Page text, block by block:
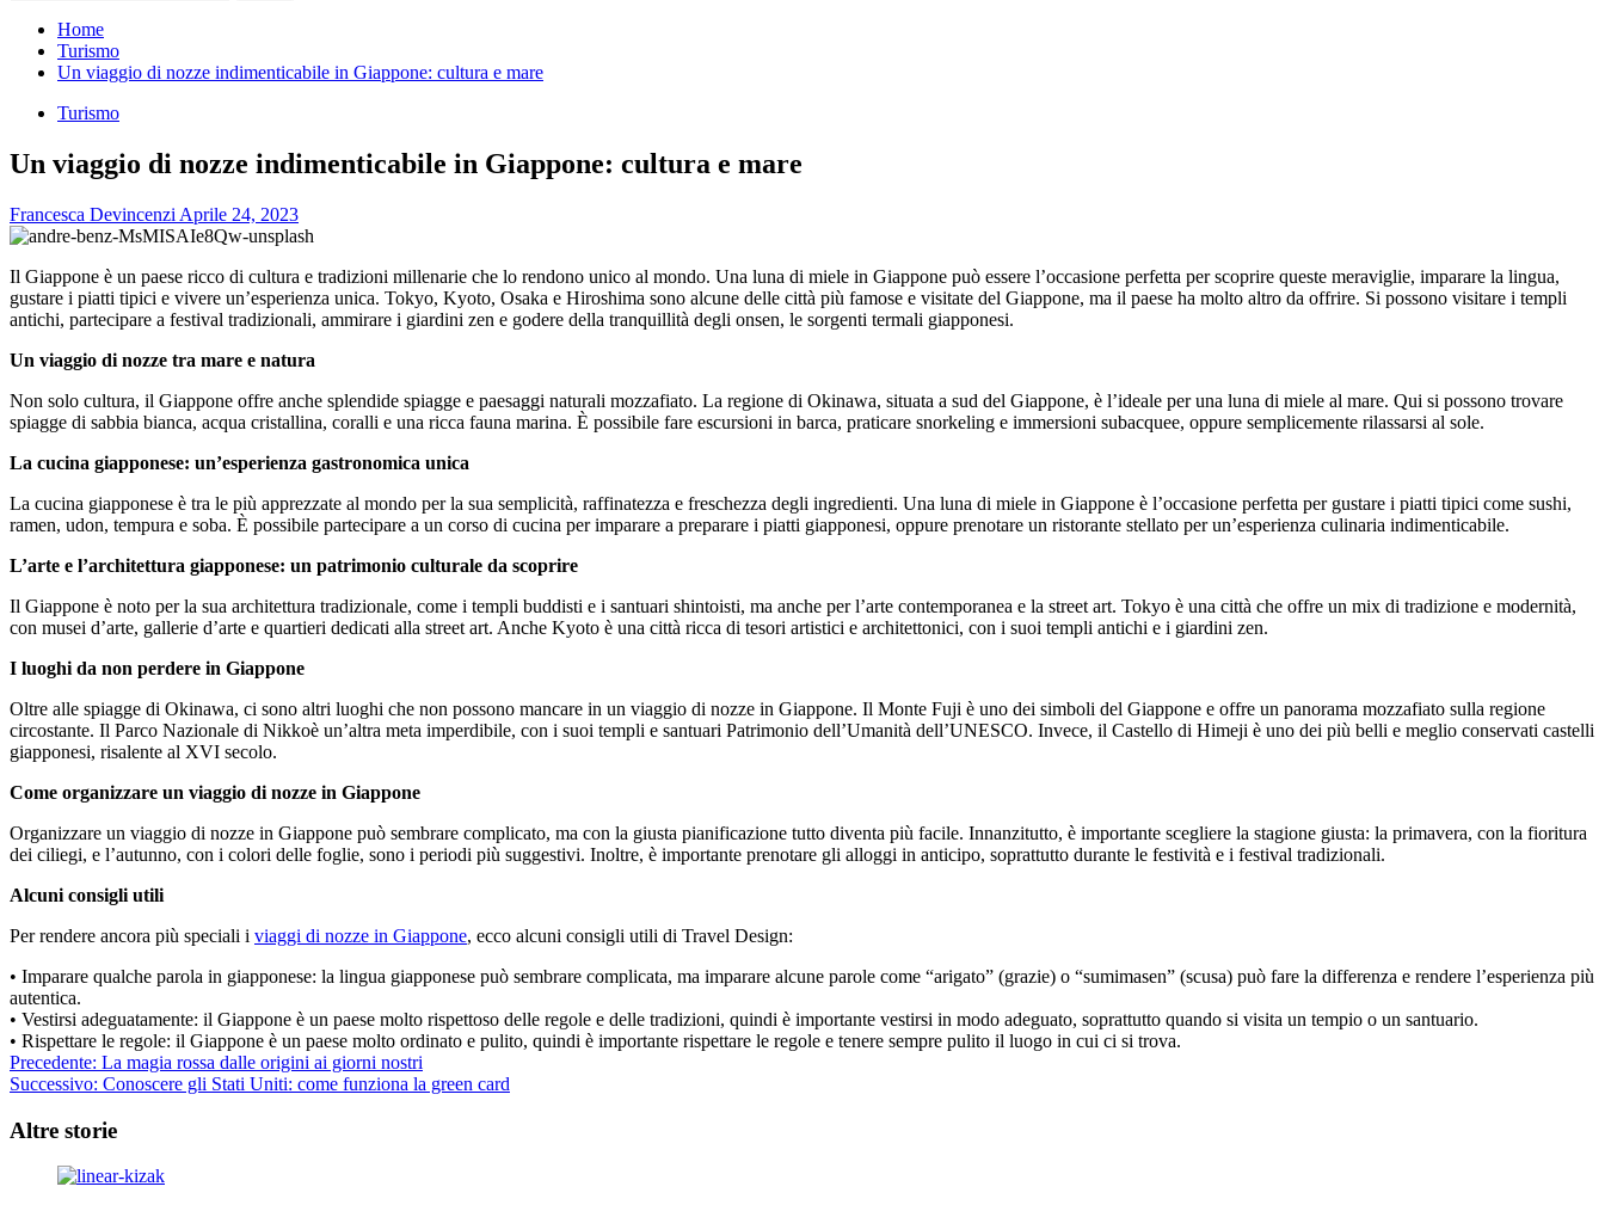
per:
Home
Turismo
Un viaggio di nozze indimenticabile in Giappone: cultura e mare
Turismo
Un viaggio di nozze indimenticabile in Giappone: cultura e mare
Francesca Devincenzi Aprile 24, 2023
Il Giappone è un paese ricco di cultura e tradizioni millenarie che lo rendono unico al mondo. Una luna di miele in Giappone può essere l’occasione perfetta per scoprire queste meraviglie, imparare la lingua,
gustare i piatti tipici e vivere un’esperienza unica. Tokyo, Kyoto, Osaka e Hiroshima sono alcune delle città più famose e visitate del Giappone, ma il paese ha molto altro da offrire. Si possono visitare i templi
antichi, partecipare a festival tradizionali, ammirare i giardini zen e godere della tranquillità degli onsen, le sorgenti termali giapponesi.
Un viaggio di nozze tra mare e natura
Non solo cultura, il Giappone offre anche splendide spiagge e paesaggi naturali mozzafiato. La regione di Okinawa, situata a sud del Giappone, è l’ideale per una luna di miele al mare. Qui si possono trovare
spiagge di sabbia bianca, acqua cristallina, coralli e una ricca fauna marina. È possibile fare escursioni in barca, praticare snorkeling e immersioni subacquee, oppure semplicemente rilassarsi al sole.
La cucina giapponese: un’esperienza gastronomica unica
La cucina giapponese è tra le più apprezzate al mondo per la sua semplicità, raffinatezza e freschezza degli ingredienti. Una luna di miele in Giappone è l’occasione perfetta per gustare i piatti tipici come sushi,
ramen, udon, tempura e soba. È possibile partecipare a un corso di cucina per imparare a preparare i piatti giapponesi, oppure prenotare un ristorante stellato per un’esperienza culinaria indimenticabile.
L’arte e l’architettura giapponese: un patrimonio culturale da scoprire
Il Giappone è noto per la sua architettura tradizionale, come i templi buddisti e i santuari shintoisti, ma anche per l’arte contemporanea e la street art. Tokyo è una città che offre un mix di tradizione e modernità,
con musei d’arte, gallerie d’arte e quartieri dedicati alla street art. Anche Kyoto è una città ricca di tesori artistici e architettonici, con i suoi templi antichi e i giardini zen.
I luoghi da non perdere in Giappone
Oltre alle spiagge di Okinawa, ci sono altri luoghi che non possono mancare in un viaggio di nozze in Giappone. Il Monte Fuji è uno dei simboli del Giappone e offre un panorama mozzafiato sulla regione
circostante. Il Parco Nazionale di Nikkoè un’altra meta imperdibile, con i suoi templi e santuari Patrimonio dell’Umanità dell’UNESCO. Invece, il Castello di Himeji è uno dei più belli e meglio conservati castelli
giapponesi, risalente al XVI secolo.
Come organizzare un viaggio di nozze in Giappone
Organizzare un viaggio di nozze in Giappone può sembrare complicato, ma con la giusta pianificazione tutto diventa più facile. Innanzitutto, è importante scegliere la stagione giusta: la primavera, con la fioritura
dei ciliegi, e l’autunno, con i colori delle foglie, sono i periodi più suggestivi. Inoltre, è importante prenotare gli alloggi in anticipo, soprattutto durante le festività e i festival tradizionali.
Alcuni consigli utili
Per rendere ancora più speciali i viaggi di nozze in Giappone, ecco alcuni consigli utili di Travel Design:
• Imparare qualche parola in giapponese: la lingua giapponese può sembrare complicata, ma imparare alcune parole come “arigato” (grazie) o “sumimasen” (scusa) può fare la differenza e rendere l’esperienza più
autentica.
• Vestirsi adeguatamente: il Giappone è un paese molto rispettoso delle regole e delle tradizioni, quindi è importante vestirsi in modo adeguato, soprattutto quando si visita un tempio o un santuario.
• Rispettare le regole: il Giappone è un paese molto ordinato e pulito, quindi è importante rispettare le regole e tenere sempre pulito il luogo in cui ci si trova.
Navigazione
articolo
Precedente: La magia rossa dalle origini ai giorni nostri
Successivo: Conoscere gli Stati Uniti: come funziona la green card
Altre storie